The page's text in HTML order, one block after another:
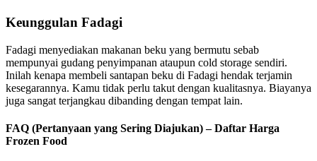
Keunggulan Fadagi
Fadagi menyediakan makanan beku yang bermutu sebab
mempunyai gudang penyimpanan ataupun cold storage sendiri.
Inilah kenapa membeli santapan beku di Fadagi hendak terjamin
kesegarannya. Kamu tidak perlu takut dengan kualitasnya. Biayanya
juga sangat terjangkau dibanding dengan tempat lain.
FAQ (Pertanyaan yang Sering Diajukan) – Daftar Harga
Frozen Food